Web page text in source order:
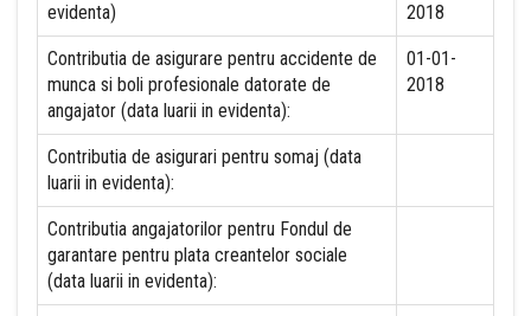
evidenta)
2018
Contributia de asigurare pentru accidente de
munca si boli profesionale datorate de
angajator (data luarii in evidenta):
01-01-
2018
Contributia de asigurari pentru somaj (data
luarii in evidenta):
Contributia angajatorilor pentru Fondul de
garantare pentru plata creantelor sociale
(data luarii in evidenta):